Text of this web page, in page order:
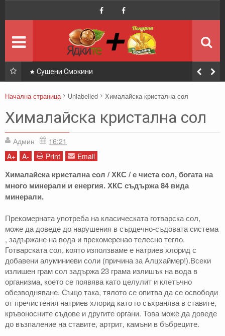
Сушени Смокини
Начална страница Unlabelled Хималайска кристална сол
Хималайска кристална сол
Админ
16:21
A+ A- Print Email
Хималайска кристална сол / ХКС / е чиста сол, богата на
много минерали и енергия. ХКС съдържа 84 вида
минерали.
Прекомерната употреба на класическата готварска сол,
може да доведе до нарушения в сърдечно-съдовата система
, задържане на вода и прекомеренао телесно тегло.
Готварската сол, която използваме е натриев хлорид с
добавени алуминиеви соли (причина за Алцхаймер!).Всеки
излишен грам сол задържа 23 грама излишък на вода в
организма, което се появява като целулит и клетъчно
обезводняване. Също така, тялото се опитва да се освободи
от пречистения натриев хлорид като го съхранява в ставите,
кръвоносните съдове и другите органи. Това може да доведе
до възпаление на ставите, артрит, камъни в бъбреците.
Върни се в началото
Селекция Най-доброто от сайта
Последни най-четени
За Нас
Други Друга полезна инф.
Магазин Ядките
Пекарна Ориент Във Facebook
Контакти Магазин Ядките